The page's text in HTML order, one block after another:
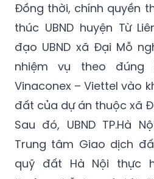
Đồng thời, chính quyền
thúc UBND huyện Từ
đạo UBND xã Đại Mỗ
nhiệm vụ theo đúng
Vinaconex – Viettel vào
đất của dự án thuộc xã
Sau đó, UBND TP.Hà
Trung tâm Giao dịch
quỹ đất Hà Nội thực